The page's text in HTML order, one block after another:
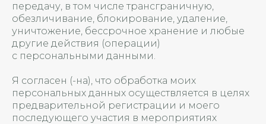
передачу, в том числе трансграничную,
обезличивание, блокирование, удаление,
уничтожение, бессрочное хранение и любые
другие действия (операции)
с персональными данными.
Я согласен (-на), что обработка моих
персональных данных осуществляется в целях
предварительной регистрации и моего
последующего участия в мероприятиях